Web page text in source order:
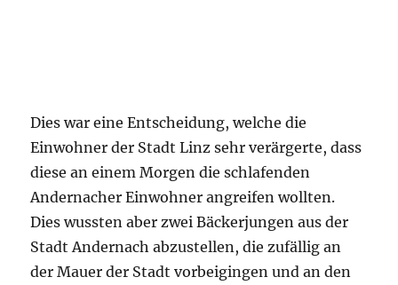
Dies war eine Entscheidung, welche die
Einwohner der Stadt Linz sehr verärgerte, dass
diese an einem Morgen die schlafenden
Andernacher Einwohner angreifen wollten.
Dies wussten aber zwei Bäckerjungen aus der
Stadt Andernach abzustellen, die zufällig an
der Mauer der Stadt vorbeigingen und an den